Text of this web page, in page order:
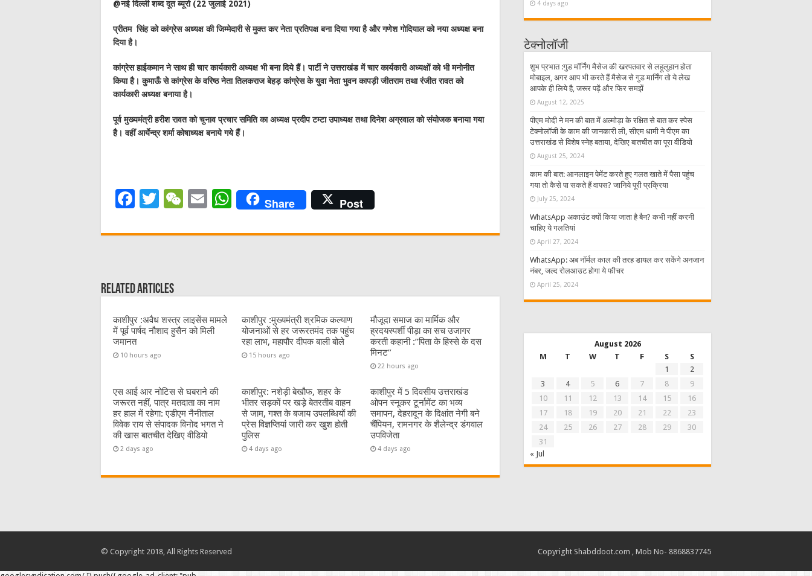
@नई दिल्ली शब्द दूत ब्यूरो (22 जुलाई 2021)
प्रीतम सिंह को कांग्रेस अध्यक्ष की जिम्मेदारी से मुक्त कर नेता प्रतिपक्ष बना दिया गया है और गणेश गोदियाल को नया अध्यक्ष बना
दिया है।
कांग्रेस हाईकमान ने साथ ही चार कार्यकारी अध्यक्ष भी बना दिये हैं। पार्टी ने उत्तराखंड में चार कार्यकारी अध्यक्षों को भी मनोनीत
किया है। कुमाऊँ से कांग्रेस के वरिष्ठ नेता तिलकराज बेहड़ कांग्रेस के युवा नेता भुवन कापड़ी जीतराम तथा रंजीत रावत को
कार्यकारी अध्यक्ष बनाया है।
पूर्व मुख्यमंत्री हरीश रावत को चुनाव प्रचार समिति का अध्यक्ष प्रदीप टम्टा उपाध्यक्ष तथा दिनेश अग्रवाल को संयोजक बनाया गया
है। वहीं आर्येन्द्र शर्मा कोषाध्यक्ष बनाये गये हैं।
F
c
o
o
k
T
it
W
C
E
ai
W
at
p
p
Share Post
Related Articles
काशीपुर :अवैध शस्त्र लाइसेंस मामले
में पूर्व पार्षद नौशाद हुसैन को मिली
जमानत
10 hours ago
काशीपुर :मुख्यमंत्री श्रमिक कल्याण
योजनाओं से हर जरूरतमंद तक पहुंच
रहा लाभ, महापौर दीपक बाली बोले
15 hours ago
मौजूदा समाज का मार्मिक और
ह्रदयस्पर्शी पीड़ा का सच उजागर
करती कहानी :”पिता के हिस्से के दस
मिनट”
22 hours ago
एस आई आर नोटिस से घबराने की
जरूरत नहीं, पात्र मतदाता का नाम
हर हाल में रहेगा: एडीएम नैनीताल
विवेक राय से संपादक विनोद भगत ने
की खास बातचीत देखिए वीडियो
2 days ago
काशीपुर: नशेड़ी बेखौफ, शहर के
भीतर सड़कों पर खड़े बेतरतीब वाहन
से जाम, गश्त के बजाय उपलब्धियों की
प्रेस विज्ञप्तियां जारी कर खुश होती
पुलिस
4 days ago
काशीपुर में 5 दिवसीय उत्तराखंड
ओपन स्नूकर टूर्नामेंट का भव्य
समापन, देहरादून के दिक्षांत नेगी बने
चैंपियन, रामनगर के शैलेन्द्र डंगवाल
उपविजेता
4 days ago
4 days ago
टेक्नोलॉजी
शुभ प्रभात :गुड मॉर्निंग मैसेज की खरपतवार से लहूलुहान होता
मोबाइल, अगर आप भी करते हैं मैसेज से गुड मार्निंग तो ये लेख
आपके ही लिये है, जरूर पढ़ें और फिर समझें
August 12, 2025
पीएम मोदी ने मन की बात में अल्मोड़ा के रक्षित से बात कर स्पेस
टेक्नोलॉजी के काम की जानकारी ली, सीएम धामी ने पीएम का
उत्तराखंड से विशेष स्नेह बताया, देखिए बातचीत का पूरा वीडियो
August 25, 2024
काम की बात: आनलाइन पेमेंट करते हुए गलत खाते में पैसा पहुंच
गया तो कैसे पा सकते हैं वापस? जानिये पूरी प्रक्रिया
July 25, 2024
WhatsApp अकाउंट क्यों किया जाता है बैन? कभी नहीं करनी
चाहिए ये गलतियां
April 27, 2024
WhatsApp: अब नॉर्मल काल की तरह डायल कर सकेंगे अनजान
नंबर, जल्द रोलआउट होगा ये फीचर
April 25, 2024
August 2026
M
T W T F S
S
1
2
3
4 5 6 7 8
9
10
11 12 13 14 15
16
17
18 19 20 21 22
23
24
25 26 27 28 29
30
31
« Jul
Copyright Shabddoot.com , Mob No- 8868837745
© Copyright 2018, All Rights Reserved